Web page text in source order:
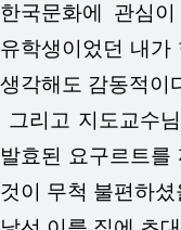
한국문화에 관심
유학생이었던 내
생각해도 감동적이
그리고 지도교수
발효된 요구르트
것이 무척 불편하